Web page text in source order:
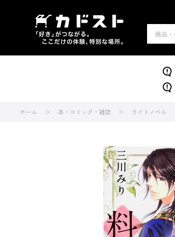
ホーム 本・コミック・雑誌 ライトノベル